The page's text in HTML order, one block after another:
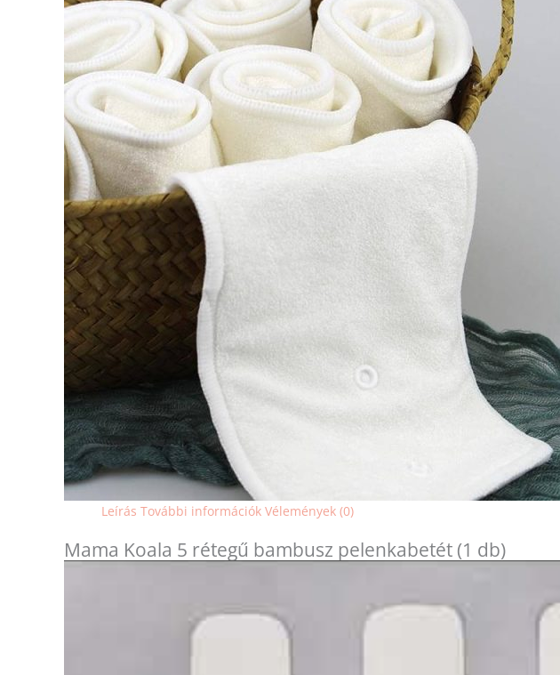
Leírás További információk Vélemények (0)
Mama Koala 5 rétegű bambusz pelenkabetét (1 db)